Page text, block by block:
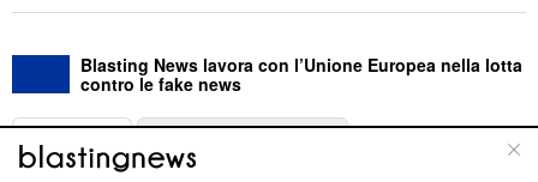
Blasting News lavora con l’Unione Europea nella lotta
contro le fake news
ABOUT